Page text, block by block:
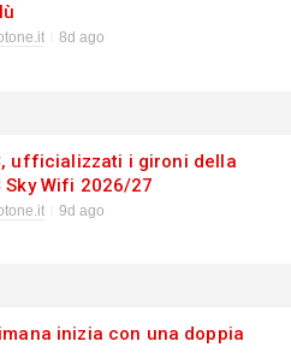
8d ago
ufficializzati i gironi della
Sky Wifi 2026/27
9d ago
inizia con una doppia